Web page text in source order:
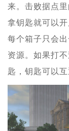
来。击败据点
拿钥匙就可以
每个箱子只会
资源。如果打
匙，钥匙可以